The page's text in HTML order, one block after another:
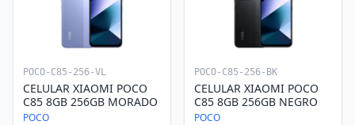
POCO-C85-256-VL
CELULAR XIAOMI POCO
C85 8GB 256GB MORADO
POCO
POCO-C85-256-BK
CELULAR XIAOMI POCO
C85 8GB 256GB NEGRO
POCO